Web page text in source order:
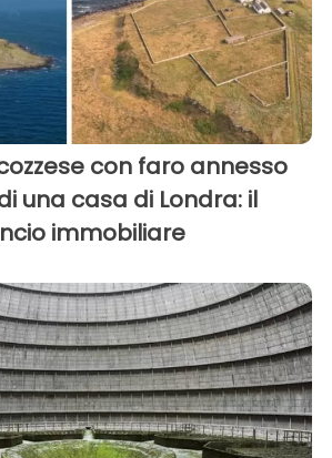
con faro annesso
una casa di Londra: il
immobiliare